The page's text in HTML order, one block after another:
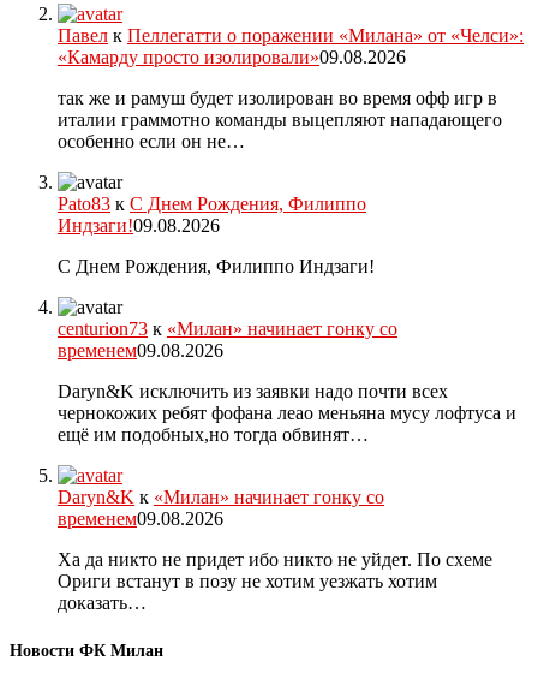
Павел к Пеллегатти о поражении «Милана» от «Челси»:
«Камарду просто изолировали»09.08.2026
так же и рамуш будет изолирован во время офф игр в
италии граммотно команды выцепляют нападающего
особенно если он не…
Pato83 к С Днем Рождения, Филиппо
Индзаги!09.08.2026
С Днем Рождения, Филиппо Индзаги!
centurion73 к «Милан» начинает гонку со
временем09.08.2026
Daryn&K исключить из заявки надо почти всех
чернокожих ребят фофана леао меньяна мусу лофтуса и
ещё им подобных,но тогда обвинят…
Daryn&K к «Милан» начинает гонку со
временем09.08.2026
Ха да никто не придет ибо никто не уйдет. По схеме
Ориги встанут в позу не хотим уезжать хотим
доказать…
Новости ФК Милан